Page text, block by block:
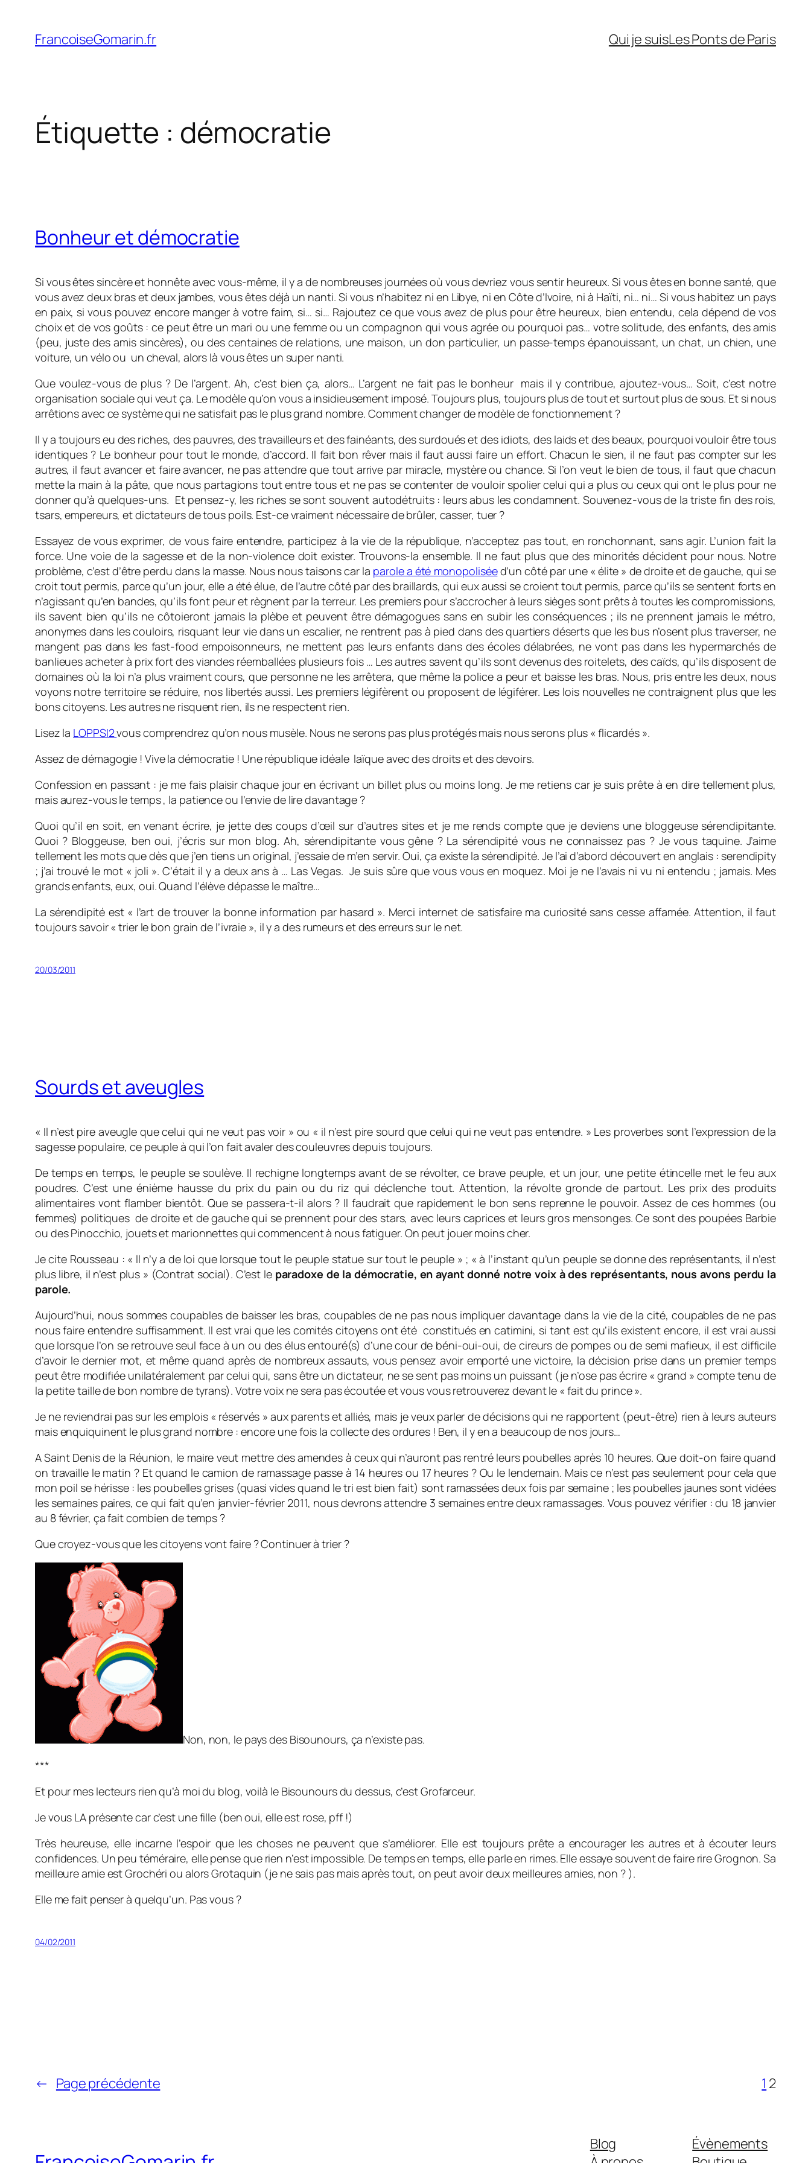
contenu
FrancoiseGomarin.fr Qui je suisLes Ponts de Paris
Étiquette : démocratie
Bonheur et démocratie
Si vous êtes sincère et honnête avec vous-même, il y a de nombreuses journées où vous devriez vous sentir heureux. Si vous êtes en bonne santé, que
vous avez deux bras et deux jambes, vous êtes déjà un nanti. Si vous n’habitez ni en Libye, ni en Côte d’Ivoire, ni à Haïti, ni… ni… Si vous habitez un pays
en paix, si vous pouvez encore manger à votre faim, si… si… Rajoutez ce que vous avez de plus pour être heureux, bien entendu, cela dépend de vos
choix et de vos goûts : ce peut être un mari ou une femme ou un compagnon qui vous agrée ou pourquoi pas… votre solitude, des enfants, des amis
(peu, juste des amis sincères), ou des centaines de relations, une maison, un don particulier, un passe-temps épanouissant, un chat, un chien, une
voiture, un vélo ou un cheval, alors là vous êtes un super nanti.
Que voulez-vous de plus ? De l’argent. Ah, c’est bien ça, alors… L’argent ne fait pas le bonheur mais il y contribue, ajoutez-vous… Soit, c’est notre
organisation sociale qui veut ça. Le modèle qu’on vous a insidieusement imposé. Toujours plus, toujours plus de tout et surtout plus de sous. Et si nous
arrêtions avec ce système qui ne satisfait pas le plus grand nombre. Comment changer de modèle de fonctionnement ?
Il y a toujours eu des riches, des pauvres, des travailleurs et des fainéants, des surdoués et des idiots, des laids et des beaux, pourquoi vouloir être tous
identiques ? Le bonheur pour tout le monde, d’accord. Il fait bon rêver mais il faut aussi faire un effort. Chacun le sien, il ne faut pas compter sur les
autres, il faut avancer et faire avancer, ne pas attendre que tout arrive par miracle, mystère ou chance. Si l’on veut le bien de tous, il faut que chacun
mette la main à la pâte, que nous partagions tout entre tous et ne pas se contenter de vouloir spolier celui qui a plus ou ceux qui ont le plus pour ne
donner qu’à quelques-uns. Et pensez-y, les riches se sont souvent autodétruits : leurs abus les condamnent. Souvenez-vous de la triste fin des rois,
tsars, empereurs, et dictateurs de tous poils. Est-ce vraiment nécessaire de brûler, casser, tuer ?
Essayez de vous exprimer, de vous faire entendre, participez à la vie de la république, n’acceptez pas tout, en ronchonnant, sans agir. L’union fait la
force. Une voie de la sagesse et de la non-violence doit exister. Trouvons-la ensemble. Il ne faut plus que des minorités décident pour nous. Notre
problème, c’est d’être perdu dans la masse. Nous nous taisons car la parole a été monopoliséed’un côté par une « élite » de droite et de gauche, qui se
croit tout permis, parce qu’un jour, elle a été élue, de l’autre côté par des braillards, qui eux aussi se croient tout permis, parce qu’ils se sentent forts en
n’agissant qu’en bandes, qu’ils font peur et règnent par la terreur. Les premiers pour s’accrocher à leurs sièges sont prêts à toutes les compromissions,
ils savent bien qu’ils ne côtoieront jamais la plèbe et peuvent être démagogues sans en subir les conséquences ; ils ne prennent jamais le métro,
anonymes dans les couloirs, risquant leur vie dans un escalier, ne rentrent pas à pied dans des quartiers déserts que les bus n’osent plus traverser, ne
mangent pas dans les fast-food empoisonneurs, ne mettent pas leurs enfants dans des écoles délabrées, ne vont pas dans les hypermarchés de
banlieues acheter à prix fort des viandes réemballées plusieurs fois … Les autres savent qu’ils sont devenus des roitelets, des caïds, qu’ils disposent de
domaines où la loi n’a plus vraiment cours, que personne ne les arrêtera, que même la police a peur et baisse les bras. Nous, pris entre les deux, nous
voyons notre territoire se réduire, nos libertés aussi. Les premiers légifèrent ou proposent de légiférer. Les lois nouvelles ne contraignent plus que les
bons citoyens. Les autres ne risquent rien, ils ne respectent rien.
Lisez la LOPPSI2vous comprendrez qu’on nous musèle. Nous ne serons pas plus protégés mais nous serons plus « flicardés ».
Assez de démagogie ! Vive la démocratie ! Une république idéale laïque avec des droits et des devoirs.
Confession en passant : je me fais plaisir chaque jour en écrivant un billet plus ou moins long. Je me retiens car je suis prête à en dire tellement plus,
mais aurez-vous le temps , la patience ou l’envie de lire davantage ?
Quoi qu’il en soit, en venant écrire, je jette des coups d’œil sur d’autres sites et je me rends compte que je deviens une bloggeuse sérendipitante.
Quoi ? Bloggeuse, ben oui, j’écris sur mon blog. Ah, sérendipitante vous gêne ? La sérendipité vous ne connaissez pas ? Je vous taquine. J’aime
tellement les mots que dès que j’en tiens un original, j’essaie de m’en servir. Oui, ça existe la sérendipité. Je l’ai d’abord découvert en anglais : serendipity
; j’ai trouvé le mot « joli ». C’était il y a deux ans à … Las Vegas. Je suis sûre que vous vous en moquez. Moi je ne l’avais ni vu ni entendu ; jamais. Mes
grands enfants, eux, oui. Quand l’élève dépasse le maître…
La sérendipité est « l’art de trouver la bonne information par hasard ». Merci internet de satisfaire ma curiosité sans cesse affamée. Attention, il faut
toujours savoir « trier le bon grain de l’ivraie », il y a des rumeurs et des erreurs sur le net.
20/03/2011
Sourds et aveugles
« Il n’est pire aveugle que celui qui ne veut pas voir » ou « il n’est pire sourd que celui qui ne veut pas entendre. » Les proverbes sont l’expression de la
sagesse populaire, ce peuple à qui l’on fait avaler des couleuvres depuis toujours.
De temps en temps, le peuple se soulève. Il rechigne longtemps avant de se révolter, ce brave peuple, et un jour, une petite étincelle met le feu aux
poudres. C’est une énième hausse du prix du pain ou du riz qui déclenche tout. Attention, la révolte gronde de partout. Les prix des produits
alimentaires vont flamber bientôt. Que se passera-t-il alors ? Il faudrait que rapidement le bon sens reprenne le pouvoir. Assez de ces hommes (ou
femmes) politiques de droite et de gauche qui se prennent pour des stars, avec leurs caprices et leurs gros mensonges. Ce sont des poupées Barbie
ou des Pinocchio, jouets et marionnettes qui commencent à nous fatiguer. On peut jouer moins cher.
Je cite Rousseau : « ll n’y a de loi que lorsque tout le peuple statue sur tout le peuple » ; « à l’instant qu’un peuple se donne des représentants, il n’est
plus libre, il n’est plus » (Contrat social). C’est le paradoxe de la démocratie, en ayant donné notre voix à des représentants, nous avons perdu la
parole.
Aujourd’hui, nous sommes coupables de baisser les bras, coupables de ne pas nous impliquer davantage dans la vie de la cité, coupables de ne pas
nous faire entendre suffisamment. Il est vrai que les comités citoyens ont été constitués en catimini, si tant est qu’ils existent encore, il est vrai aussi
que lorsque l’on se retrouve seul face à un ou des élus entouré(s) d’une cour de béni-oui-oui, de cireurs de pompes ou de semi mafieux, il est difficile
d’avoir le dernier mot, et même quand après de nombreux assauts, vous pensez avoir emporté une victoire, la décision prise dans un premier temps
peut être modifiée unilatéralement par celui qui, sans être un dictateur, ne se sent pas moins un puissant (je n’ose pas écrire « grand » compte tenu de
la petite taille de bon nombre de tyrans). Votre voix ne sera pas écoutée et vous vous retrouverez devant le « fait du prince ».
Je ne reviendrai pas sur les emplois « réservés » aux parents et alliés, mais je veux parler de décisions qui ne rapportent (peut-être) rien à leurs auteurs
mais enquiquinent le plus grand nombre : encore une fois la collecte des ordures ! Ben, il y en a beaucoup de nos jours…
A Saint Denis de la Réunion, le maire veut mettre des amendes à ceux qui n’auront pas rentré leurs poubelles après 10 heures. Que doit-on faire quand
on travaille le matin ? Et quand le camion de ramassage passe à 14 heures ou 17 heures ? Ou le lendemain. Mais ce n’est pas seulement pour cela que
mon poil se hérisse : les poubelles grises (quasi vides quand le tri est bien fait) sont ramassées deux fois par semaine ; les poubelles jaunes sont vidées
les semaines paires, ce qui fait qu’en janvier-février 2011, nous devrons attendre 3 semaines entre deux ramassages. Vous pouvez vérifier : du 18 janvier
au 8 février, ça fait combien de temps ?
Que croyez-vous que les citoyens vont faire ? Continuer à trier ?
Non, non, le pays des Bisounours, ça n’existe pas.
***
Et pour mes lecteurs rien qu’à moi du blog, voilà le Bisounours du dessus, c’est Grofarceur.
Je vous LA présente car c’est une fille (ben oui, elle est rose, pff !)
Très heureuse, elle incarne l’espoir que les choses ne peuvent que s’améliorer. Elle est toujours prête a encourager les autres et à écouter leurs
confidences. Un peu téméraire, elle pense que rien n’est impossible. De temps en temps, elle parle en rimes. Elle essaye souvent de faire rire Grognon. Sa
meilleure amie est Grochéri ou alors Grotaquin (je ne sais pas mais après tout, on peut avoir deux meilleures amies, non ? ).
Elle me fait penser à quelqu’un. Pas vous ?
04/02/2011
← Page précédente 1 2
Blog
Évènements